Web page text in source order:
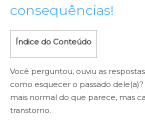
consequências!
Índice do Conteúdo
Você perguntou, ouviu as
como esquecer o passado
mais normal do que parece, mas
transtorno.